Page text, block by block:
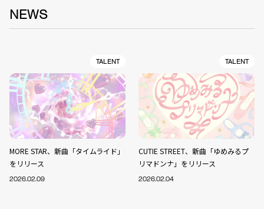
NEWS
TALENT
MORE STAR、新曲「タイムライド」
をリリース
2026.02.09
TALENT
CUTIE STREET、新曲「ゆめみるプ
リマドンナ」をリリース
2026.02.04